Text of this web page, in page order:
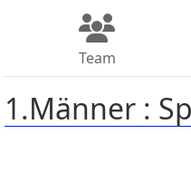
Team
1.Männer :